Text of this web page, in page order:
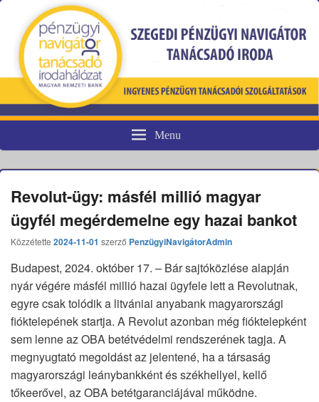
Pénzügyi fogyasztóvédelem
Menu
Revolut-ügy: másfél millió magyar
ügyfél megérdemelne egy hazai bankot
Közzétette 2024-11-01 szerző PenzügyiNavigátorAdmin
Budapest, 2024. október 17. – Bár sajtóközlése alapján
nyár végére másfél millió hazai ügyfele lett a Revolutnak,
egyre csak tolódik a litvániai anyabank magyarországi
fióktelepének startja. A Revolut azonban még fióktelepként
sem lenne az OBA betétvédelmi rendszerének tagja. A
megnyugtató megoldást az jelentené, ha a társaság
magyarországi leánybankként és székhellyel, kellő
tőkeerővel, az OBA betétgaranciájával működne.